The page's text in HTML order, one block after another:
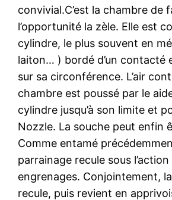
convivial.C’est la chambre de
l’opportunité la zèle. Elle est
cylindre, le plus souvent en
laiton… ) bordé d’un contacté
sur sa circonférence. L’air
chambre est poussé par le
cylindre jusqu’à son limite et
Nozzle. La souche peut enfin
Comme entamé
parrainage recule sous l’action
engrenages. Conjointement,
recule, puis revient en